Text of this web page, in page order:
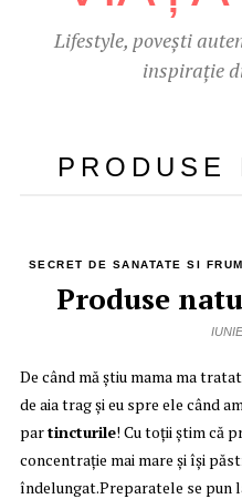
Lifestyle, povești
inspirație
PRODUSE
SECRET DE SANATATE SI
Produse
De când mă ştiu mama ma
de aia trag şi eu spre ele când
partincturile! Cu toţii ştim că
concentraţie mai mare şi îşi
îndelungat.Preparatele se pun